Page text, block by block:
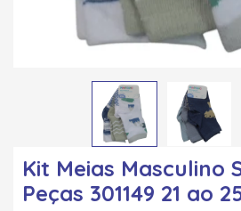
Kit Meias Masculino
Peças 301149 21 ao